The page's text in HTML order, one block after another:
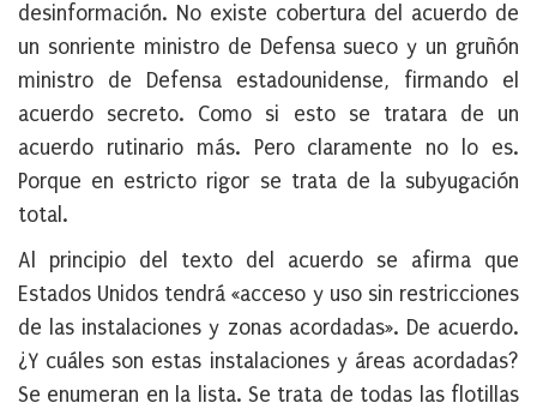
desinformación. No existe cobertura del acuerdo de
un sonriente ministro de Defensa sueco y un gruñón
ministro de Defensa estadounidense, firmando el
acuerdo secreto. Como si esto se tratara de un
acuerdo rutinario más. Pero claramente no lo es.
Porque en estricto rigor se trata de la subyugación
total.
Al principio del texto del acuerdo se afirma que
Estados Unidos tendrá «acceso y uso sin restricciones
de las instalaciones y zonas acordadas». De acuerdo.
¿Y cuáles son estas instalaciones y áreas acordadas?
Se enumeran en la lista. Se trata de todas las flotillas